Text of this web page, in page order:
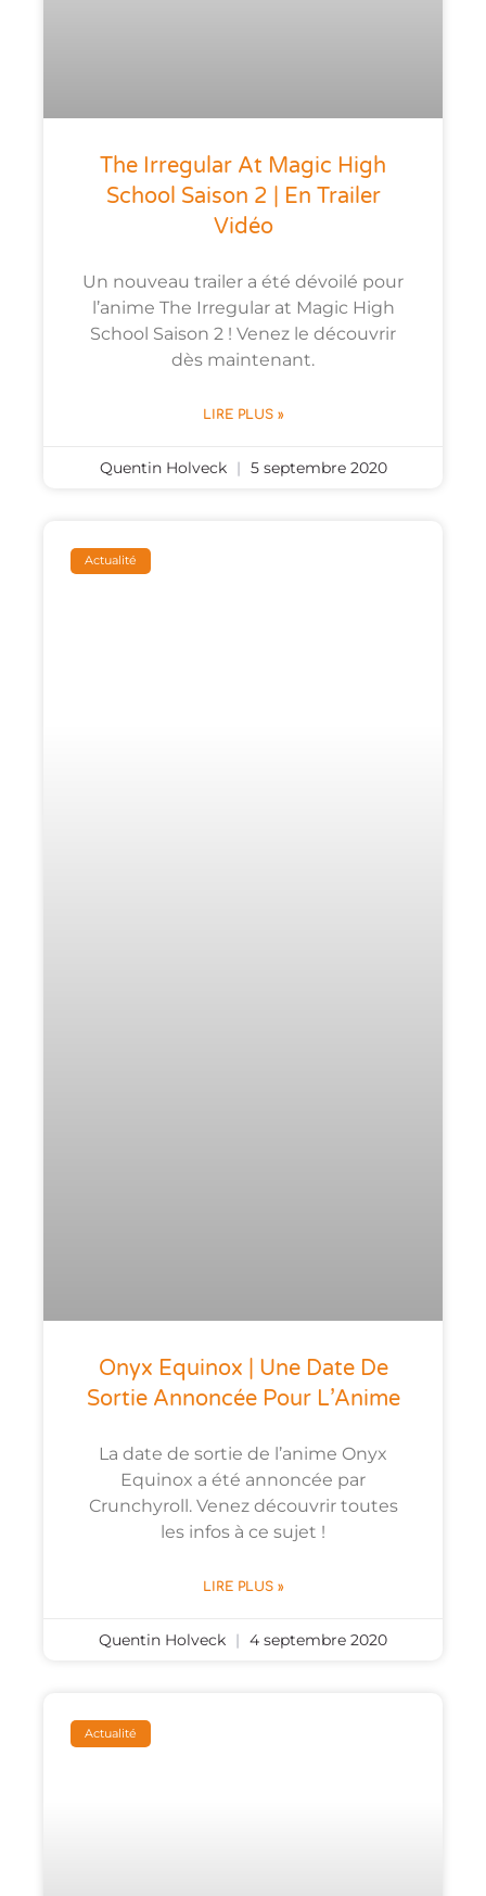
The Irregular At Magic High
School Saison 2 | En Trailer
Vidéo
Un nouveau trailer a été dévoilé pour
l’anime The Irregular at Magic High
School Saison 2 ! Venez le découvrir
dès maintenant.
LIRE PLUS »
Quentin Holveck 5 septembre 2020
Actualité
Onyx Equinox | Une Date De
Sortie Annoncée Pour L’Anime
La date de sortie de l’anime Onyx
Equinox a été annoncée par
Crunchyroll. Venez découvrir toutes
les infos à ce sujet !
LIRE PLUS »
Quentin Holveck 4 septembre 2020
Actualité